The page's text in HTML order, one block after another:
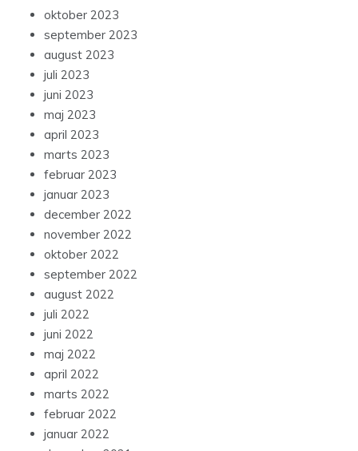
august 2023
juli 2023
juni 2023
maj 2023
april 2023
marts 2023
februar 2023
januar 2023
december 2022
november 2022
oktober 2022
september 2022
august 2022
juli 2022
juni 2022
maj 2022
april 2022
marts 2022
februar 2022
januar 2022
december 2021
november 2021